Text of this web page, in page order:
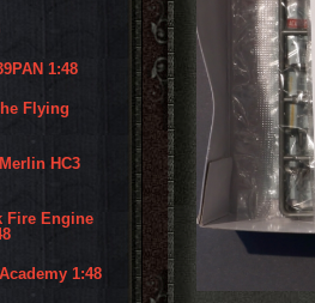
1:48
Flying
HC3
Fire Engine
1:48